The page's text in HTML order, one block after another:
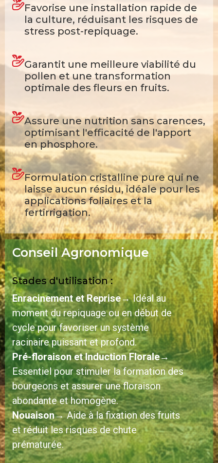
Favorise une installation rapide de
la culture, réduisant les risques de
stress post-repiquage.
Garantit une meilleure viabilité du
pollen et une transformation
optimale des fleurs en fruits.
Assure une nutrition sans carences,
optimisant l'efficacité de l'apport
en phosphore.
Formulation cristalline pure qui ne
laisse aucun résidu, idéale pour les
applications foliaires et la
fertirrigation.
Conseil Agronomique
Stades d'utilisation :
Enracinement et Reprise→ Idéal au
moment du repiquage ou en début de
cycle pour favoriser un système
racinaire puissant et profond.
Pré-floraison et Induction Florale→
Essentiel pour stimuler la formation des
bourgeons et assurer une floraison
abondante et homogène.
Nouaison→ Aide à la fixation des fruits
et réduit les risques de chute
prématurée.